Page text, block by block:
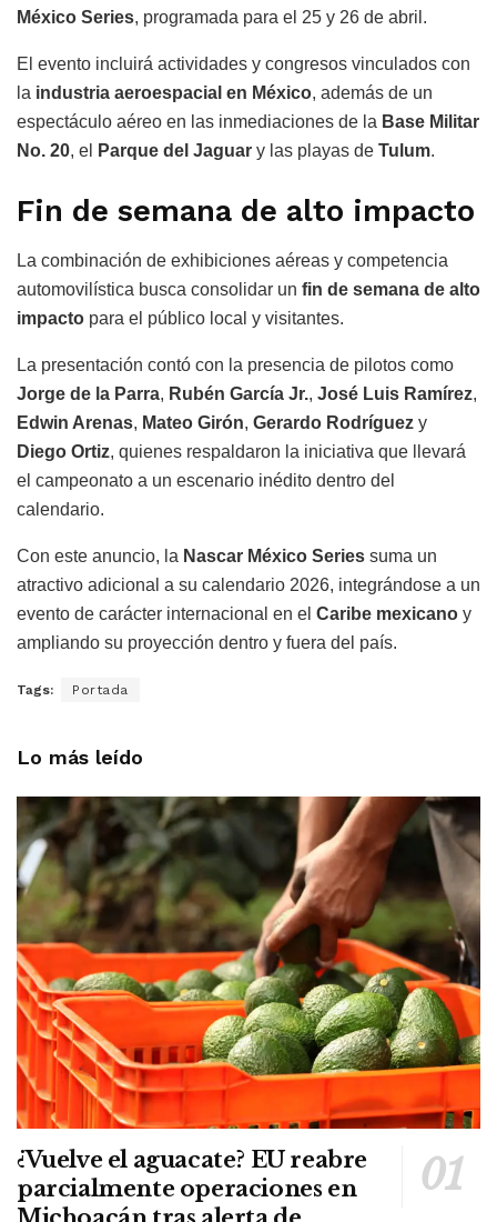
México Series, programada para el 25 y 26 de abril.
El evento incluirá actividades y congresos vinculados con
la industria aeroespacial en México, además de un
espectáculo aéreo en las inmediaciones de la Base Militar
No. 20, el Parque del Jaguar y las playas de Tulum.
Fin de semana de alto impacto
La combinación de exhibiciones aéreas y competencia
automovilística busca consolidar un fin de semana de alto
impacto para el público local y visitantes.
La presentación contó con la presencia de pilotos como
Jorge de la Parra, Rubén García Jr., José Luis Ramírez,
Edwin Arenas, Mateo Girón, Gerardo Rodríguez y
Diego Ortiz, quienes respaldaron la iniciativa que llevará
el campeonato a un escenario inédito dentro del
calendario.
Con este anuncio, la Nascar México Series suma un
atractivo adicional a su calendario 2026, integrándose a un
evento de carácter internacional en el Caribe mexicano y
ampliando su proyección dentro y fuera del país.
Tags: Portada
Lo más leído
¿Vuelve el aguacate? EU reabre
parcialmente operaciones en